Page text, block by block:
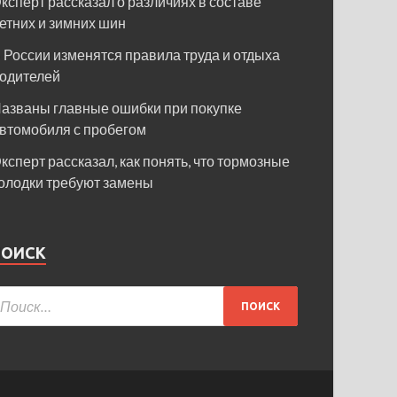
и зимних шин
России изменятся правила труда и отдыха
главные ошибки при покупке
с пробегом
рассказал, как понять, что тормозные
требуют замены